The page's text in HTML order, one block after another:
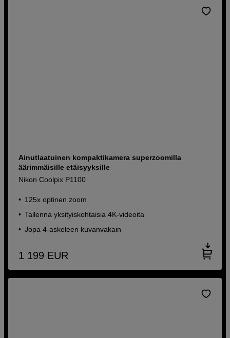
Ainutlaatuinen kompaktikamera superzoomilla
äärimmäisille etäisyyksille
Nikon Coolpix P1100
125x optinen zoom
Tallenna yksityiskohtaisia ​​4K-videoita
Jopa 4-askeleen kuvanvakain
1 199 EUR